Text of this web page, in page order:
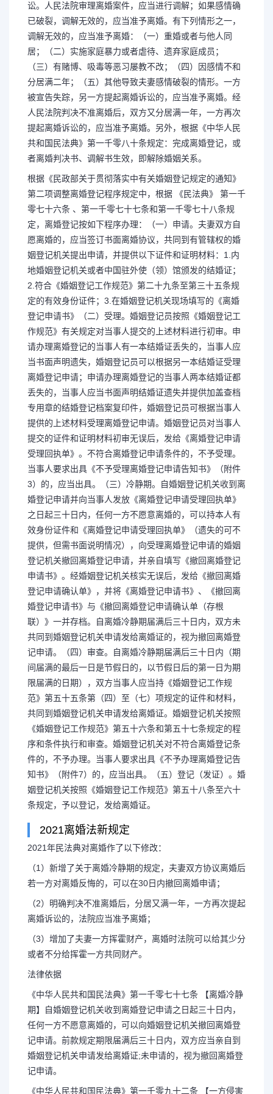
讼。人民法院审理离婚案件，应当进行调解；如果感情确
已破裂，调解无效的，应当准予离婚。有下列情形之一，
调解无效的，应当准予离婚：（一）重婚或者与他人同
居；（二）实施家庭暴力或者虐待、遗弃家庭成员；
（三）有赌博、吸毒等恶习屡教不改；（四）因感情不和
分居满二年；（五）其他导致夫妻感情破裂的情形。一方
被宣告失踪，另一方提起离婚诉讼的，应当准予离婚。经
人民法院判决不准离婚后，双方又分居满一年，一方再次
提起离婚诉讼的，应当准予离婚。另外，根据《中华人民
共和国民法典》第一千零八十条规定：完成离婚登记，或
者离婚判决书、调解书生效，即解除婚姻关系。
根据《民政部关于贯彻落实中有关婚姻登记规定的通知》
第二项调整离婚登记程序规定中，根据 《民法典》 第一千
零七十六条 、第一千零七十七条和第一千零七十八条规
定，离婚登记按如下程序办理：（一）申请。夫妻双方自
愿离婚的，应当签订书面离婚协议，共同到有管辖权的婚
姻登记机关提出申请，并提供以下证件和证明材料：1.内
地婚姻登记机关或者中国驻外使（领）馆颁发的结婚证；
2.符合《婚姻登记工作规范》第二十九条至第三十五条规
定的有效身份证件；3.在婚姻登记机关现场填写的《离婚
登记申请书》（二）受理。婚姻登记员按照《婚姻登记工
作规范》有关规定对当事人提交的上述材料进行初审。申
请办理离婚登记的当事人有一本结婚证丢失的，当事人应
当书面声明遗失，婚姻登记员可以根据另一本结婚证受理
离婚登记申请；申请办理离婚登记的当事人两本结婚证都
丢失的，当事人应当书面声明结婚证遗失并提供加盖查档
专用章的结婚登记档案复印件，婚姻登记员可根据当事人
提供的上述材料受理离婚登记申请。婚姻登记员对当事人
提交的证件和证明材料初审无误后，发给《离婚登记申请
受理回执单》。不符合离婚登记申请条件的，不予受理。
当事人要求出具《不予受理离婚登记申请告知书》（附件
3）的，应当出具。（三）冷静期。自婚姻登记机关收到离
婚登记申请并向当事人发放《离婚登记申请受理回执单》
之日起三十日内，任何一方不愿意离婚的，可以持本人有
效身份证件和《离婚登记申请受理回执单》（遗失的可不
提供，但需书面说明情况），向受理离婚登记申请的婚姻
登记机关撤回离婚登记申请，并亲自填写《撤回离婚登记
申请书》。经婚姻登记机关核实无误后，发给《撤回离婚
登记申请确认单》，并将《离婚登记申请书》、《撤回离
婚登记申请书》与《撤回离婚登记申请确认单（存根
联）》一并存档。自离婚冷静期届满后三十日内，双方未
共同到婚姻登记机关申请发给离婚证的，视为撤回离婚登
记申请。（四）审查。自离婚冷静期届满后三十日内（期
间届满的最后一日是节假日的，以节假日后的第一日为期
限届满的日期），双方当事人应当持《婚姻登记工作规
范》第五十五条第（四）至（七）项规定的证件和材料，
共同到婚姻登记机关申请发给离婚证。婚姻登记机关按照
《婚姻登记工作规范》第五十六条和第五十七条规定的程
序和条件执行和审查。婚姻登记机关对不符合离婚登记条
件的，不予办理。当事人要求出具《不予办理离婚登记告
知书》（附件7）的，应当出具。（五）登记（发证）。婚
姻登记机关按照《婚姻登记工作规范》第五十八条至六十
条规定，予以登记，发给离婚证。
2021离婚法新规定
2021年民法典对离婚作了以下修改：
（1）新增了关于离婚冷静期的规定，夫妻双方协议离婚后
若一方对离婚反悔的，可以在30日内撤回离婚申请；
（2）明确判决不准离婚后，分居又满一年，一方再次提起
离婚诉讼的，法院应当准予离婚；
（3）增加了夫妻一方挥霍财产，离婚时法院可以给其少分
或者不分给挥霍一方共同财产。
法律依据
《中华人民共和国民法典》第一千零七十七条 【离婚冷静
期】自婚姻登记机关收到离婚登记申请之日起三十日内，
任何一方不愿意离婚的，可以向婚姻登记机关撤回离婚登
记申请。前款规定期限届满后三十日内，双方应当亲自到
婚姻登记机关申请发给离婚证;未申请的，视为撤回离婚登
记申请。
《中华人民共和国民法典》第一千零九十二条 【一方侵害
长按图片识别二维